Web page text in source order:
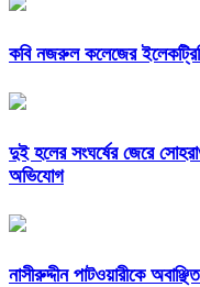
কবি নজরুল কলেজের
দুই হলের সংঘর্ষের জেরে
অভিযোগ
নাসীরুদ্দীন পাটওয়ারীকে